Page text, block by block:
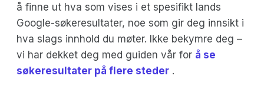
å finne ut hva som vises i et spesifikt lands
Google-søkeresultater, noe som gir deg innsikt i
hva slags innhold du møter. Ikke bekymre deg –
vi har dekket deg med guiden vår for å se
søkeresultater på flere steder .